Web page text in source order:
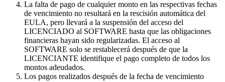
La falta de pago de cualquier monto en las respectivas fechas
de vencimiento no resultará en la rescisión automática del
EULA, pero llevará a la suspensión del acceso del
LICENCIADO al SOFTWARE hasta que las obligaciones
financieras hayan sido regularizadas. El acceso al
SOFTWARE solo se restablecerá después de que la
LICENCIANTE identifique el pago completo de todos los
montos adeudados.
Los pagos realizados después de la fecha de vencimiento